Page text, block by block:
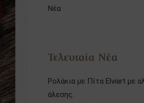
Νέα
Τελευταία Νέα
Ρολάκια με Πίτα Elviart με
άλεσης.